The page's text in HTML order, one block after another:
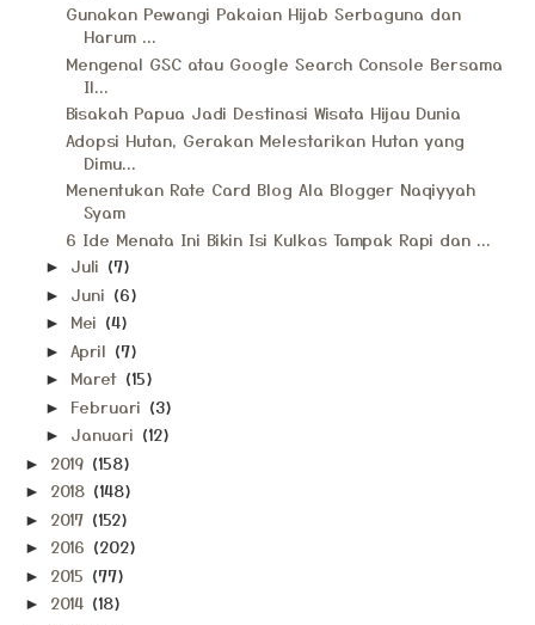
Gunakan Pewangi Pakaian Hijab Serbaguna dan
Harum ...
Mengenal GSC atau Google Search Console Bersama
Il...
Bisakah Papua Jadi Destinasi Wisata Hijau Dunia
Adopsi Hutan, Gerakan Melestarikan Hutan yang
Dimu...
Menentukan Rate Card Blog Ala Blogger Naqiyyah
Syam
6 Ide Menata Ini Bikin Isi Kulkas Tampak Rapi dan ...
► Juli (7)
► Juni (6)
► Mei (4)
► April (7)
► Maret (15)
► Februari (3)
► Januari (12)
► 2019 (158)
► 2018 (148)
► 2017 (152)
► 2016 (202)
► 2015 (77)
► 2014 (18)